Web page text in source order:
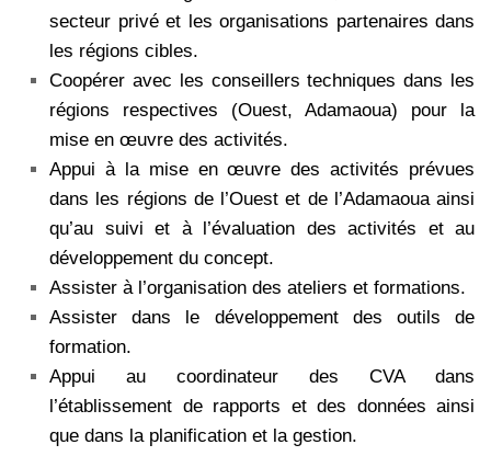
secteur privé et les organisations partenaires dans
les régions cibles.
Coopérer avec les conseillers techniques dans les
régions respectives (Ouest, Adamaoua) pour la
mise en œuvre des activités.
Appui à la mise en œuvre des activités prévues
dans les régions de l’Ouest et de l’Adamaoua ainsi
qu’au suivi et à l’évaluation des activités et au
développement du concept.
Assister à l’organisation des ateliers et formations.
Assister dans le développement des outils de
formation.
Appui au coordinateur des CVA dans
l’établissement de rapports et des données ainsi
que dans la planification et la gestion.